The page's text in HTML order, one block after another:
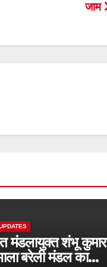
जाम
मंडलायुक्त शंभू कुमार
बरेली मंडल का